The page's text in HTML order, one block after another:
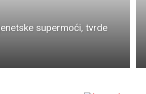
supermoći, tvrde